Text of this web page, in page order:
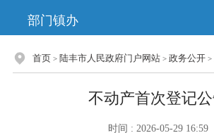
部门镇办
首页 > 陆丰市人民政府门户网站 >政务公开 >
不动产首次登记
时间 : 2026-05-29 16:59